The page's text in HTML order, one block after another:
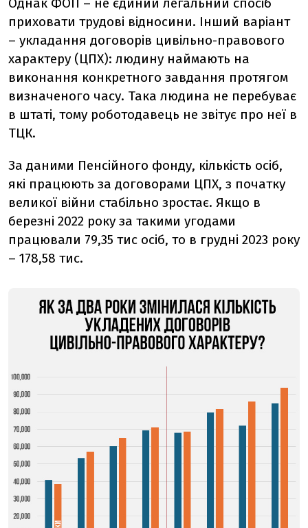
приховати трудові відносини. Інший варіант
– укладання договорів цивільно-правового
характеру (ЦПХ): людину наймають на
виконання конкретного завдання протягом
визначеного часу. Така людина не перебуває
в штаті, тому роботодавець не звітує про неї в
ТЦК.
За даними Пенсійного фонду, кількість осіб,
які працюють за договорами ЦПХ, з початку
великої війни стабільно зростає. Якщо в
березні 2022 року за такими угодами
працювали 79,35 тис осіб, то в грудні 2023 року
– 178,58 тис.